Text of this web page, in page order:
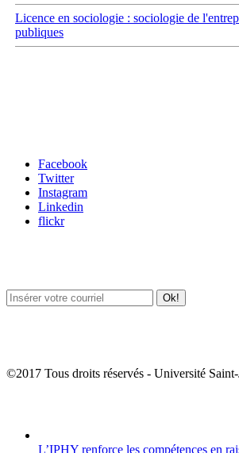
Licence en sociologie : sociologie de
publiques
Facebook
Twitter
Instagram
Linkedin
flickr
©2017 Tous droits réservés - Université Saint-
L’IPHY renforce les compétences en